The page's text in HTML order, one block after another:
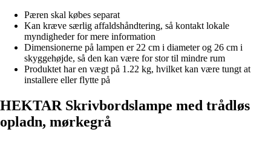
Pæren skal købes separat
Kan kræve særlig affaldshåndtering, så kontakt lokale
myndigheder for mere information
Dimensionerne på lampen er 22 cm i diameter og 26 cm i
skyggehøjde, så den kan være for stor til mindre rum
Produktet har en vægt på 1.22 kg, hvilket kan være tungt at
installere eller flytte på
HEKTAR Skrivbordslampe med trådløs
opladn, mørkegrå